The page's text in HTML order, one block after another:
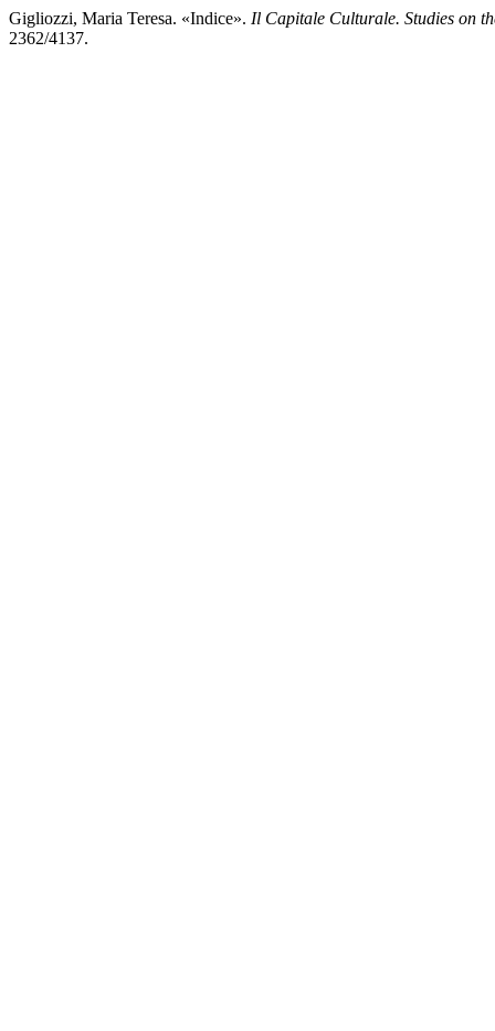
Gigliozzi, Maria Teresa. «Indice». Il Capitale Culturale. Studies on
2362/4137.